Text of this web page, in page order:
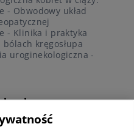
- Obwodowy układ
- Klinika i praktyka
kręgosłupa
uroginekologiczna -
w: